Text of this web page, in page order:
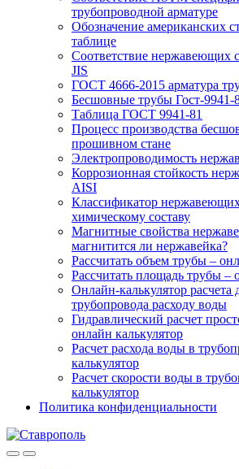
трубопроводной арматуре
Обозначение американских
таблице
Соответствие нержавеющих
JIS
ГОСТ 4666-2015 арматура
Бесшовные трубы Гост-9941-
Таблица ГОСТ 9941-81
Процесс производства
прошивном стане
Электропроводимость
Коррозионная стойкость
AISI
Классификатор
химическому составу
Магнитные свойства
магнитится ли нержавейка?
Рассчитать объем трубы –
Рассчитать площадь трубы –
Онлайн-калькулятор расчета
трубопровода расходу воды
Гидравлический расчет
онлайн калькулятор
Расчет расхода воды в
калькулятор
Расчет скорости воды в
калькулятор
Политика конфиденциальности